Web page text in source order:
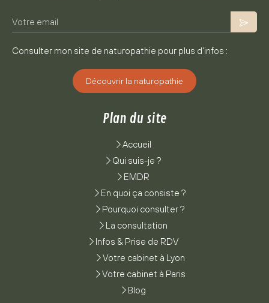
Votre email
Consulter mon site de naturopathie pour plus d'infos :
Découvrir la naturopathie
Plan du site
Accueil
Qui suis-je ?
EMDR
En quoi ça consiste ?
Pourquoi consulter ?
La consultation
Infos & Prise de RDV
Votre cabinet à Lyon
Votre cabinet à Paris
Blog